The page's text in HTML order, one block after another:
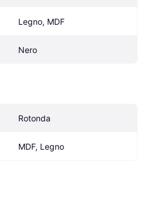
Legno, MDF
Nero
Rotonda
MDF, Legno